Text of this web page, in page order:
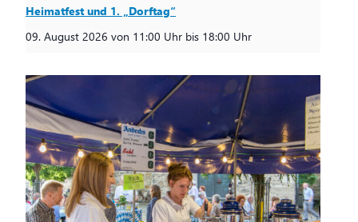
Heimatfest und 1. „Dorftag“
09. August 2026 von 11:00 Uhr bis 18:00 Uhr